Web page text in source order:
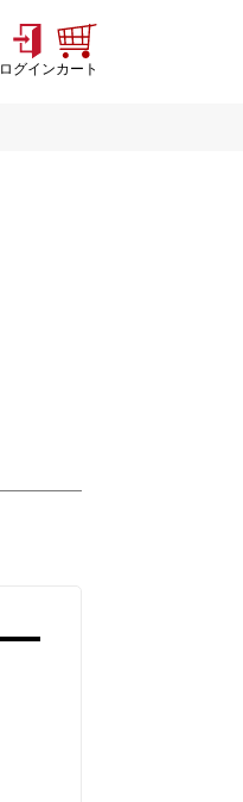
ログインカート